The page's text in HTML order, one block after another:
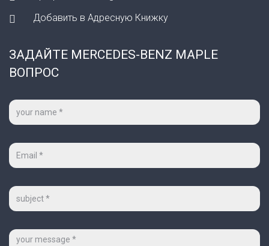
Добавить в Адресную Книжку
ЗАДАЙТЕ MERCEDES-BENZ MAPLE
ВОПРОС
Ваше
имя
Ваш
mail
Тема
Сообщение